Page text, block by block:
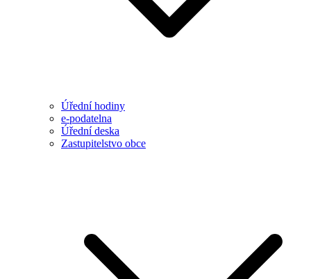
Úřední hodiny
e-podatelna
Úřední deska
Zastupitelstvo obce